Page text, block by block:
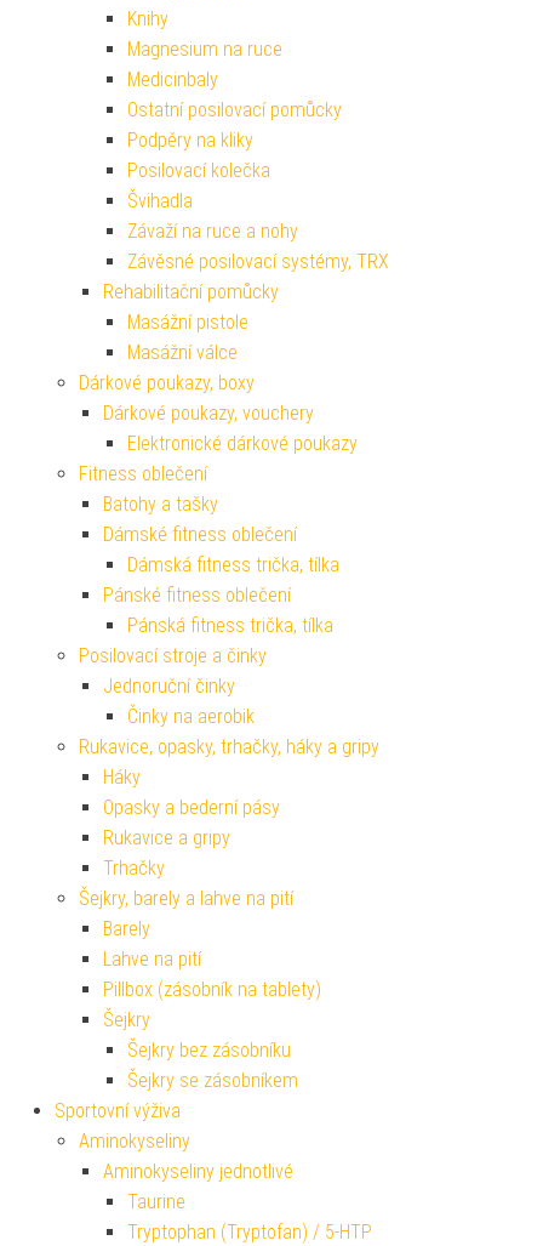
Knihy
Magnesium na ruce
Medicinbaly
Ostatní posilovací pomůcky
Podpěry na kliky
Posilovací kolečka
Švihadla
Závaží na ruce a nohy
Závěsné posilovací systémy, TRX
Rehabilitační pomůcky
Masážní pistole
Masážní válce
Dárkové poukazy, boxy
Dárkové poukazy, vouchery
Elektronické dárkové poukazy
Fitness oblečení
Batohy a tašky
Dámské fitness oblečení
Dámská fitness trička, tílka
Pánské fitness oblečení
Pánská fitness trička, tílka
Posilovací stroje a činky
Jednoruční činky
Činky na aerobik
Rukavice, opasky, trhačky, háky a gripy
Háky
Opasky a bederní pásy
Rukavice a gripy
Trhačky
Šejkry, barely a lahve na pití
Barely
Lahve na pití
Pillbox (zásobník na tablety)
Šejkry
Šejkry bez zásobníku
Šejkry se zásobníkem
Sportovní výživa
Aminokyseliny
Aminokyseliny jednotlivé
Taurine
Tryptophan (Tryptofan) / 5-HTP